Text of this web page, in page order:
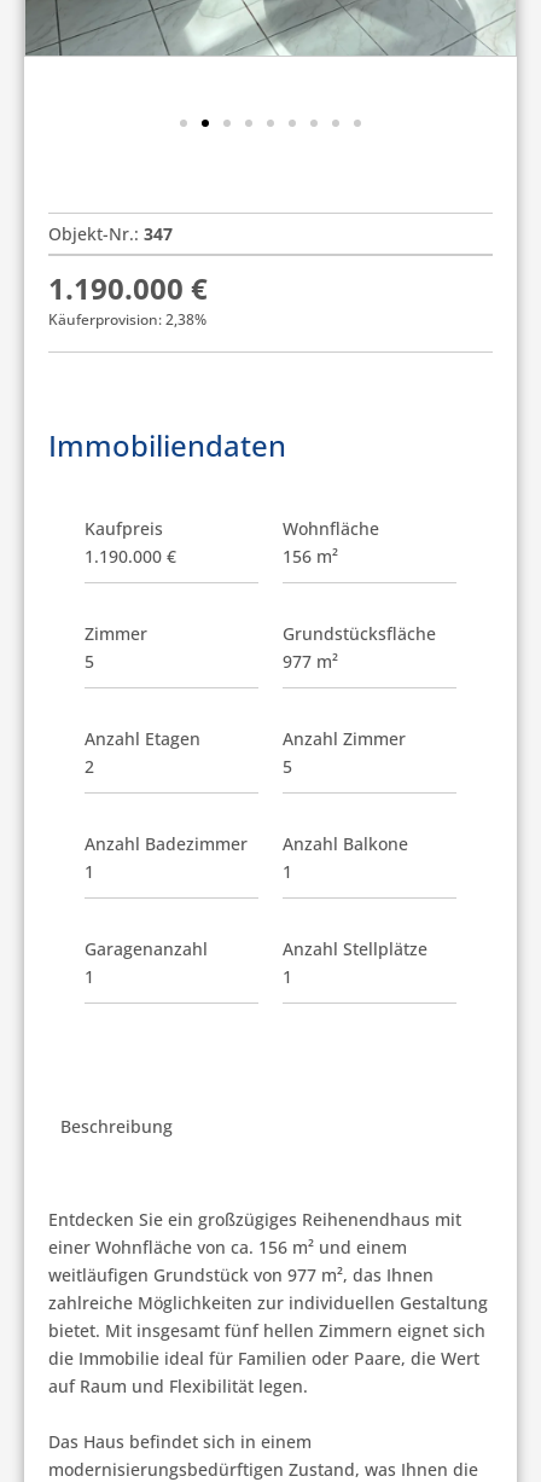
Objekt-Nr.: 347
1.190.000 €
Käuferprovision: 2,38%
Immobiliendaten
Kaufpreis
1.190.000 €
Wohnfläche
156 m²
Zimmer
5
Grundstücksfläche
977 m²
Anzahl Etagen
2
Anzahl Zimmer
5
Anzahl Badezimmer
1
Anzahl Balkone
1
Garagenanzahl
1
Anzahl Stellplätze
1
Beschreibung
Entdecken Sie ein großzügiges Reihenendhaus mit
einer Wohnfläche von ca. 156 m² und einem
weitläufigen Grundstück von 977 m², das Ihnen
zahlreiche Möglichkeiten zur individuellen Gestaltung
bietet. Mit insgesamt fünf hellen Zimmern eignet sich
die Immobilie ideal für Familien oder Paare, die Wert
auf Raum und Flexibilität legen.
Das Haus befindet sich in einem
modernisierungsbedürftigen Zustand, was Ihnen die